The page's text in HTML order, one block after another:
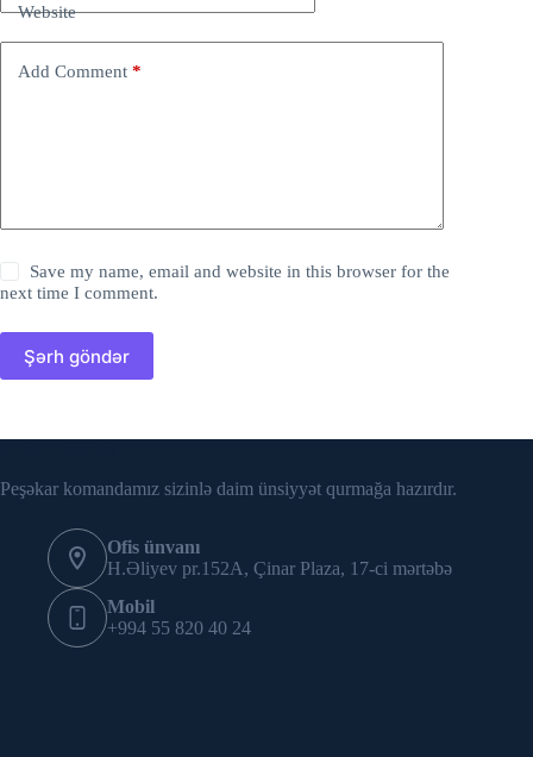
Website
Add Comment *
Save my name, email and website in this browser for the
next time I comment.
Şərh göndər
Peşəkar komandamız sizinlə daim ünsiyyət qurmağa hazırdır.
Ofis ünvanı
H.Əliyev pr.152A, Çinar Plaza, 17-ci mərtəbə
Mobil
+994 55 820 40 24